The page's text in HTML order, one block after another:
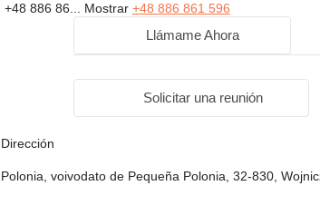
+48 886 86... Mostrar +48 886 861 596
Llámame Ahora
Solicitar una reunión
Dirección
Polonia, voivodato de Pequeña Polonia, 32-830,